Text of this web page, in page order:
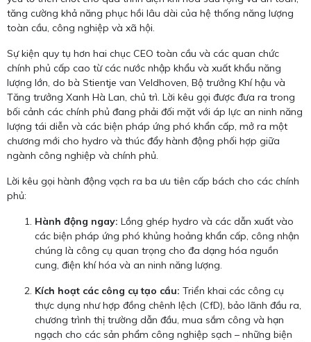
tăng cường khả năng phục hồi lâu dài của hệ thống năng lượng
toàn cầu, công nghiệp và xã hội.
Sự kiện quy tụ hơn hai chục CEO toàn cầu và các quan chức
chính phủ cấp cao từ các nước nhập khẩu và xuất khẩu năng
lượng lớn, do bà Stientje van Veldhoven, Bộ trưởng Khí hậu và
Tăng trưởng Xanh Hà Lan, chủ trì. Lời kêu gọi được đưa ra trong
bối cảnh các chính phủ đang phải đối mặt với áp lực an ninh năng
lượng tái diễn và các biện pháp ứng phó khẩn cấp, mở ra một
chương mới cho hydro và thúc đẩy hành động phối hợp giữa
ngành công nghiệp và chính phủ.
Lời kêu gọi hành động vạch ra ba ưu tiên cấp bách cho các chính
phủ:
Hành động ngay: Lồng ghép hydro và các dẫn xuất vào
các biện pháp ứng phó khủng hoảng khẩn cấp, công nhận
chúng là công cụ quan trọng cho đa dạng hóa nguồn
cung, điện khí hóa và an ninh năng lượng.
Kích hoạt các công cụ tạo cầu: Triển khai các công cụ
thực dụng như hợp đồng chênh lệch (CfD), bảo lãnh đầu ra,
chương trình thị trường dẫn đầu, mua sắm công và hạn
ngạch cho các sản phẩm công nghiệp sạch – những biện